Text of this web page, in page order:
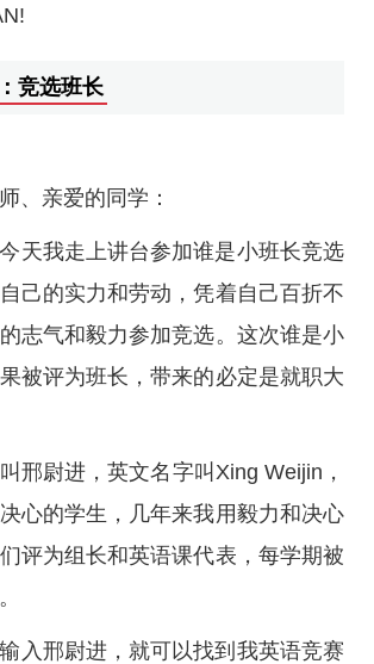
竞选班长
、亲爱的同学：
天我走上讲台参加谁是小班长竞选
己的实力和劳动，凭着自己百折不
志气和毅力参加竞选。这次谁是小
被评为班长，带来的必定是就职大
邢尉进，英文名字叫Xing Weijin，
心的学生，几年来我用毅力和决心
评为组长和英语课代表，每学期被
入邢尉进，就可以找到我英语竞赛